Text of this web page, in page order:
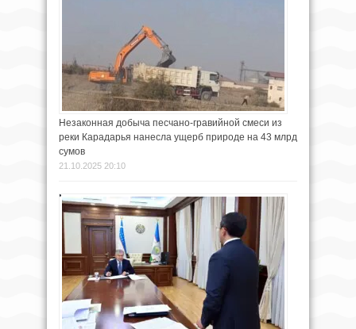
Незаконная добыча песчано-гравийной смеси из
реки Карадарья нанесла ущерб природе на 43 млрд
сумов
21.10.2025 20:10